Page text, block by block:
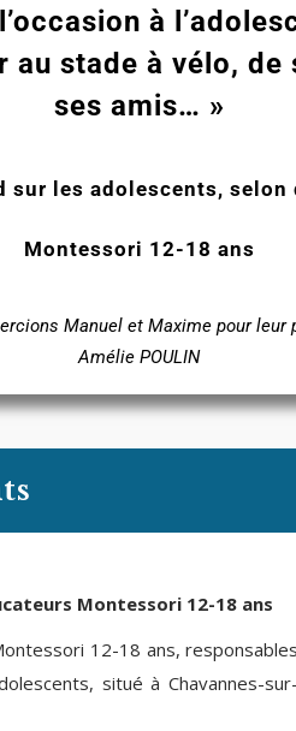
à
au stade à vélo, de
ses amis… »
sur les adolescents,selon
Montessori 12-18 ans
Manuel et Maxime pour leur
Amélie POULIN
Montessori 12-18 ans
12-18 ans, responsables
situé à Chavannes-sur-